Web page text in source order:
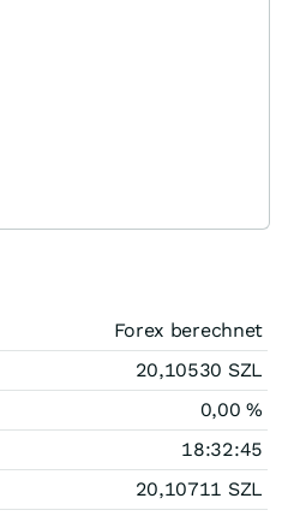
Forex berechnet
20,10530 SZL
0,00%
18:32:45
20,10711 SZL